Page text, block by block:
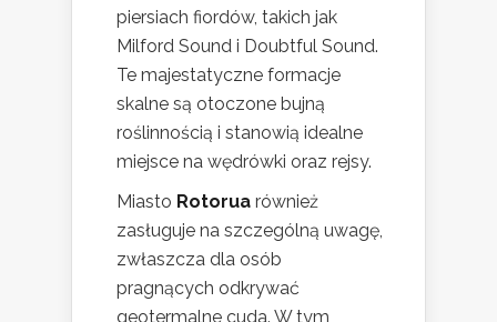
piersiach fiordów, takich jak
Milford Sound i Doubtful Sound.
Te majestatyczne formacje
skalne są otoczone bujną
roślinnością i stanowią idealne
miejsce na wędrówki oraz rejsy.
Miasto Rotorua również
zasługuje na szczególną uwagę,
zwłaszcza dla osób
pragnących odkrywać
geotermalne cuda. W tym